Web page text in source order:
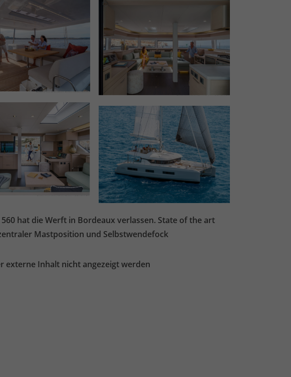
hat die Werft in Bordeaux verlassen. State of the art
Mastposition und Selbstwendefock
externe Inhalt nicht angezeigt werden